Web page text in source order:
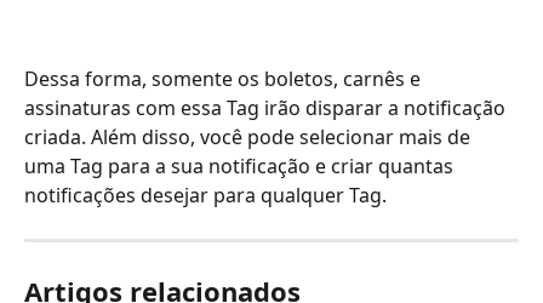
Dessa forma, somente os boletos, carnês e
assinaturas com essa Tag irão disparar a notificação
criada. Além disso, você pode selecionar mais de
uma Tag para a sua notificação e criar quantas
notificações desejar para qualquer Tag.
Artigos relacionados